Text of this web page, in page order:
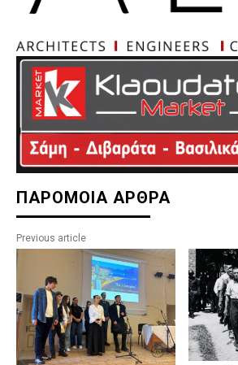
ΠΑΡΟΜΟΙΑ ΑΡΘΡΑ
Previous article